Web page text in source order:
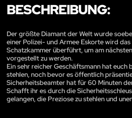
BESCHREIBUNG:
Der größte Diamant der Welt wurde
einer Polizei- und Armee Eskorte wird
Schatzkammer überführt, um am
vorgestellt zu werden.
Ein sehr reicher Geschäftsmann hat
stehlen, noch bevor es öffentlich
Sicherheitsbeamter hat für 60 Minuten
Schafft ihr es durch die
gelangen, die Preziose zu stehlen und